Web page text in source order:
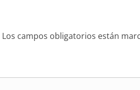
Los campos obligatorios están